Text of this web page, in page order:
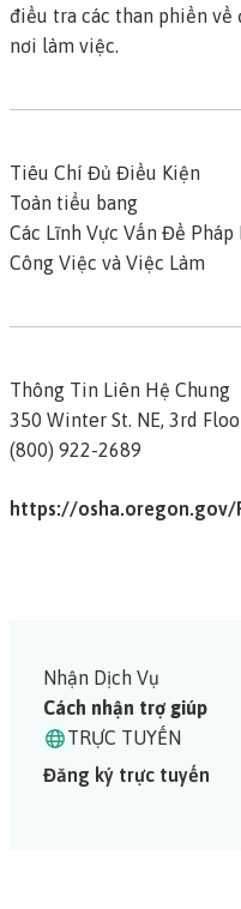
điều tra các than phiền về
nơi làm việc.
Tiêu Chí Đủ Điều Kiện
Toàn tiểu bang
Các Lĩnh Vực Vấn Đề Pháp
Công Việc và Việc Làm
Thông Tin Liên Hệ Chung
350 Winter St. NE, 3rd
(800) 922-2689
https://osha.oregon.gov/
Nhận Dịch Vụ
Cách nhận trợ giúp
TRỰC TUYẾN
Đăng ký trực tuyến